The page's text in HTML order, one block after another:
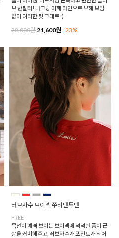
브 반팔티! 나그랑 어깨 라인으로 부해 보임
없이 여리한 핏 그대로 :)
28,000원21,600원 23%
러브자수 브이넥 쭈리맨투맨
FREE
목선이 예뻐 보이는 브이넥에 넉넉한 품이 군
살을 커버해주고, 러브자수가 포인트가 되어